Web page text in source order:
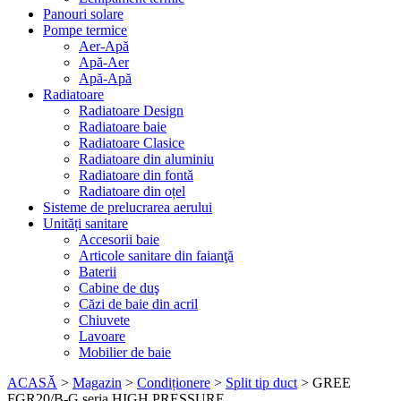
Panouri solare
Pompe termice
Aer-Apă
Apă-Aer
Apă-Apă
Radiatoare
Radiatoare Design
Radiatoare baie
Radiatoare Clasice
Radiatoare din aluminiu
Radiatoare din fontă
Radiatoare din oțel
Sisteme de prelucrarea aerului
Unități sanitare
Accesorii baie
Articole sanitare din faianţă
Baterii
Cabine de duş
Căzi de baie din acril
Chiuvete
Lavoare
Mobilier de baie
ACASĂ > Magazin > Condiționere > Split tip duct> GREE